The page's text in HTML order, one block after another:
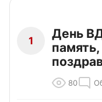
1
День
80